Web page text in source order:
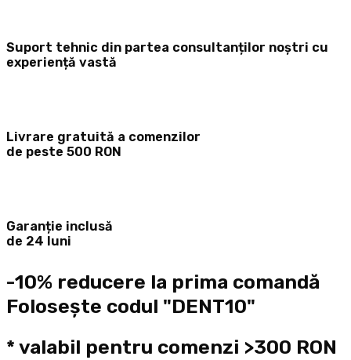
Suport tehnic din partea consultanților noștri cu
experiență vastă
Livrare gratuită a comenzilor
de peste 500 RON
Garanție inclusă
de 24 luni
-10% reducere la prima comandă
Folosește codul "DENT10"
* valabil pentru comenzi >300 RON